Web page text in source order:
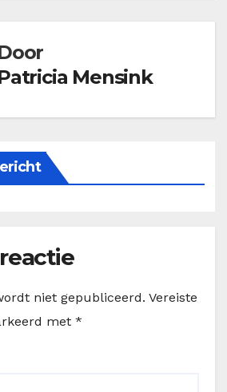
Mensink
niet gepubliceerd. Vereiste
met *